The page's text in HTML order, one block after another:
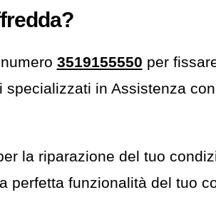
3519155550 per
in Assistenza
la riparazione del tuo
perfetta funzionalità del tuo